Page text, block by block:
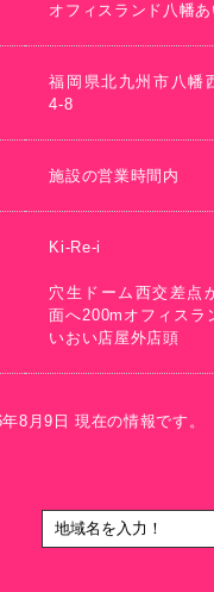
オフィスランド八幡
福岡県北九州市八幡
4-8
施設の営業時間内
Ki-Re-i
穴生ドーム西交差点
面へ200mオフィスラ
いおい店屋外店頭
8月9日 現在の情報です。